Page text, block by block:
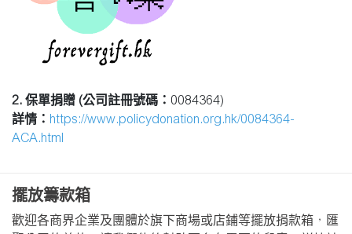
2. 保單捐贈 (公司註冊號碼： 0084364)
詳情 ： https://www.policydonation.org.hk/0084364-
ACA.html
擺放籌款箱
歡迎各商界企業及團體於旗下商場或店鋪等擺放捐款箱，匯